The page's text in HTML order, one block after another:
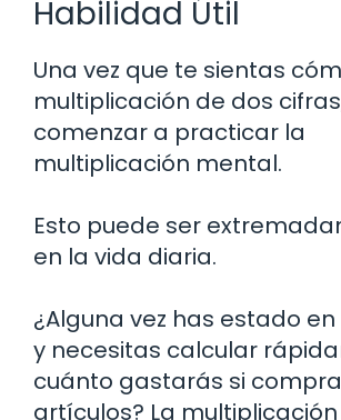
Habilidad Útil
Una vez que te sientas
multiplicación de dos
comenzar a practicar la
multiplicación mental.
Esto puede ser
en la vida diaria.
¿Alguna vez has estado
y necesitas calcular
cuánto gastarás si
artículos? La